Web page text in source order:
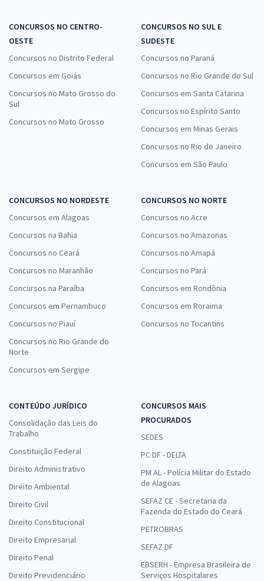
CONCURSOS NO CENTRO-
OESTE
Concursos no Distrito Federal
Concursos em Goiás
Concursos no Mato Grosso do
Sul
Concursos no Mato Grosso
CONCURSOS NO SUL E
SUDESTE
Concursos no Paraná
Concursos no Rio Grande do Sul
Concursos em Santa Catarina
Concursos no Espírito Santo
Concursos em Minas Gerais
Concursos no Rio de Janeiro
Concursos em São Paulo
CONCURSOS NO NORDESTE
Concursos em Alagoas
Concursos na Bahia
Concursos no Ceará
Concursos no Maranhão
Concursos na Paraíba
Concursos em Pernambuco
Concursos no Piauí
Concursos no Rio Grande do
Norte
Concursos em Sergipe
CONCURSOS NO NORTE
Concursos no Acre
Concursos no Amazonas
Concursos no Amapá
Concursos no Pará
Concursos em Rondônia
Concursos em Roraima
Concursos no Tocantins
CONTEÚDO JURÍDICO
Consolidação das Leis do
Trabalho
Constituição Federal
Direito Administrativo
Direito Ambiental
Direito Civil
Direito Constitucional
Direito Empresarial
Direito Penal
Direito Previdenciário
CONCURSOS MAIS
PROCURADOS
SEDES
PC DF - DELTA
PM AL - Polícia Militar do Estado
de Alagoas
SEFAZ CE - Secretaria da
Fazenda do Estado do Ceará
PETROBRAS
SEFAZ DF
EBSERH - Empresa Brasileira de
Serviços Hospitalares